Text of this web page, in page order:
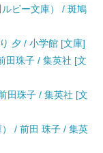
ビー文庫） / 斑鳩
夕 / 小学館 [文庫]
田珠子 / 集英社 [文
田珠子 / 集英社 [文
/ 前田 珠子 / 集英